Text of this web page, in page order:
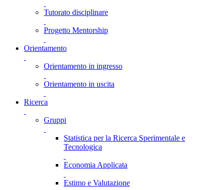
Tutorato disciplinare
Progetto Mentorship
Orientamento
Orientamento in ingresso
Orientamento in uscita
Ricerca
Gruppi
Statistica per la Ricerca Sperimentale e
Tecnologica
Economia Applicata
Estimo e Valutazione